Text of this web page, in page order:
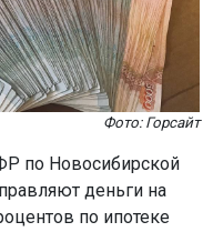
Фото: Горсайт
по Новосибирской
деньги на
по ипотеке